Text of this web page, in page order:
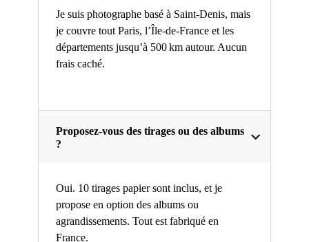
Je suis photographe basé à Saint-Denis, mais
je couvre tout Paris, l’Île-de-France et les
départements jusqu’à 500 km autour. Aucun
frais caché.
Proposez-vous des tirages ou des albums
?
Oui. 10 tirages papier sont inclus, et je
propose en option des albums ou
agrandissements. Tout est fabriqué en
France.